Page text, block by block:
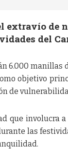
extravío de
del
6.000 manillas
objetivo
de
que involucra a
las